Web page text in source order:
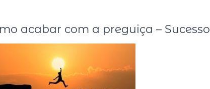
acabar com a preguiça – Sucesso